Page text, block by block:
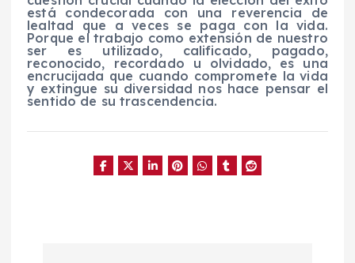
está condecorada con una reverencia de
lealtad que a veces se paga con la vida.
Porque el trabajo como extensión de nuestro
ser es utilizado, calificado, pagado,
reconocido, recordado u olvidado, es una
encrucijada que cuando compromete la vida
y extingue su diversidad nos hace pensar el
sentido de su trascendencia.